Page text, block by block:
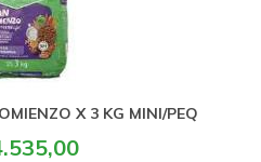
X 3 KG MINI/PEQ